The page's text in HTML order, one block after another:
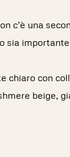
c’è una
sia
chiaro con
beige,